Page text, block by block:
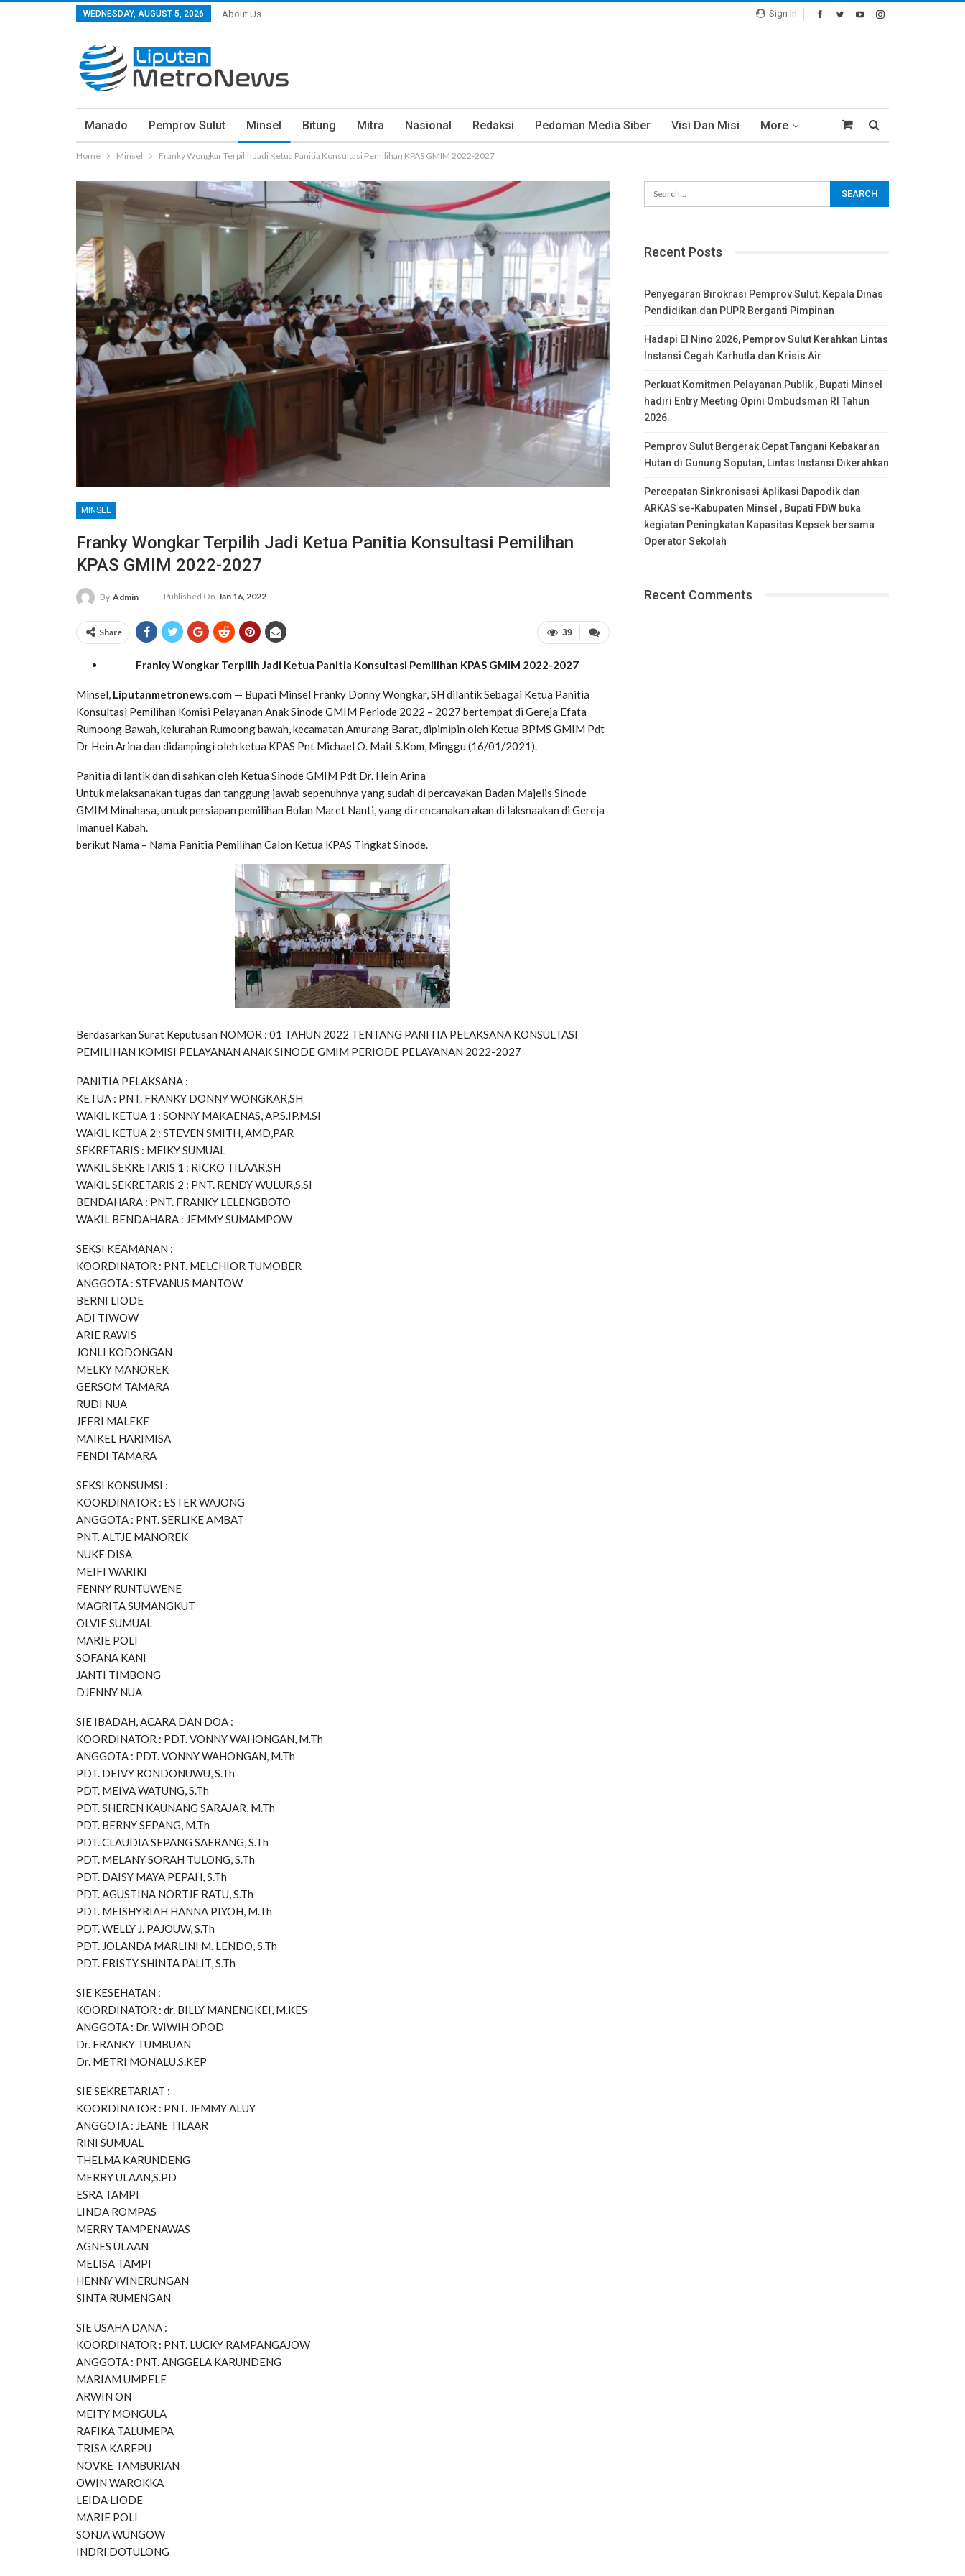
Sign In
WEDNESDAY, AUGUST 5, 2026 About Us
Manado Pemprov Sulut Minsel Bitung Mitra Nasional Redaksi Pedoman Media Siber Visi Dan Misi More
Home Minsel Franky Wongkar Terpilih Jadi Ketua Panitia Konsultasi Pemilihan KPAS GMIM 2022-2027
MINSEL
Franky Wongkar Terpilih Jadi Ketua Panitia Konsultasi Pemilihan
KPAS GMIM 2022-2027
By Admin Published On Jan 16, 2022
39
Share
Franky Wongkar Terpilih Jadi Ketua Panitia Konsultasi Pemilihan KPAS GMIM 2022-2027
Minsel, Liputanmetronews.com — Bupati Minsel Franky Donny Wongkar, SH dilantik Sebagai Ketua Panitia
Konsultasi Pemilihan Komisi Pelayanan Anak Sinode GMIM Periode 2022 – 2027 bertempat di Gereja Efata
Rumoong Bawah, kelurahan Rumoong bawah, kecamatan Amurang Barat, dipimipin oleh Ketua BPMS GMIM Pdt
Dr Hein Arina dan didampingi oleh ketua KPAS Pnt Michael O. Mait S.Kom, Minggu (16/01/2021).
Panitia di lantik dan di sahkan oleh Ketua Sinode GMIM Pdt Dr. Hein Arina
Untuk melaksanakan tugas dan tanggung jawab sepenuhnya yang sudah di percayakan Badan Majelis Sinode
GMIM Minahasa, untuk persiapan pemilihan Bulan Maret Nanti, yang di rencanakan akan di laksnaakan di Gereja
Imanuel Kabah.
berikut Nama – Nama Panitia Pemilihan Calon Ketua KPAS Tingkat Sinode.
Berdasarkan Surat Keputusan NOMOR : 01 TAHUN 2022 TENTANG PANITIA PELAKSANA KONSULTASI
PEMILIHAN KOMISI PELAYANAN ANAK SINODE GMIM PERIODE PELAYANAN 2022-2027
PANITIA PELAKSANA :
KETUA : PNT. FRANKY DONNY WONGKAR,SH
WAKIL KETUA 1 : SONNY MAKAENAS, AP.S.IP.M.SI
WAKIL KETUA 2 : STEVEN SMITH, AMD,PAR
SEKRETARIS : MEIKY SUMUAL
WAKIL SEKRETARIS 1 : RICKO TILAAR,SH
WAKIL SEKRETARIS 2 : PNT. RENDY WULUR,S.SI
BENDAHARA : PNT. FRANKY LELENGBOTO
WAKIL BENDAHARA : JEMMY SUMAMPOW
SEKSI KEAMANAN :
KOORDINATOR : PNT. MELCHIOR TUMOBER
ANGGOTA : STEVANUS MANTOW
BERNI LIODE
ADI TIWOW
ARIE RAWIS
JONLI KODONGAN
MELKY MANOREK
GERSOM TAMARA
RUDI NUA
JEFRI MALEKE
MAIKEL HARIMISA
FENDI TAMARA
SEKSI KONSUMSI :
KOORDINATOR : ESTER WAJONG
ANGGOTA : PNT. SERLIKE AMBAT
PNT. ALTJE MANOREK
NUKE DISA
MEIFI WARIKI
FENNY RUNTUWENE
MAGRITA SUMANGKUT
OLVIE SUMUAL
MARIE POLI
SOFANA KANI
JANTI TIMBONG
DJENNY NUA
SIE IBADAH, ACARA DAN DOA :
KOORDINATOR : PDT. VONNY WAHONGAN, M.Th
ANGGOTA : PDT. VONNY WAHONGAN, M.Th
PDT. DEIVY RONDONUWU, S.Th
PDT. MEIVA WATUNG, S.Th
PDT. SHEREN KAUNANG SARAJAR, M.Th
PDT. BERNY SEPANG, M.Th
PDT. CLAUDIA SEPANG SAERANG, S.Th
PDT. MELANY SORAH TULONG, S.Th
PDT. DAISY MAYA PEPAH, S.Th
PDT. AGUSTINA NORTJE RATU, S.Th
PDT. MEISHYRIAH HANNA PIYOH, M.Th
PDT. WELLY J. PAJOUW, S.Th
PDT. JOLANDA MARLINI M. LENDO, S.Th
PDT. FRISTY SHINTA PALIT, S.Th
SIE KESEHATAN :
KOORDINATOR : dr. BILLY MANENGKEI, M.KES
ANGGOTA : Dr. WIWIH OPOD
Dr. FRANKY TUMBUAN
Dr. METRI MONALU,S.KEP
SIE SEKRETARIAT :
KOORDINATOR : PNT. JEMMY ALUY
ANGGOTA : JEANE TILAAR
RINI SUMUAL
THELMA KARUNDENG
MERRY ULAAN,S.PD
ESRA TAMPI
LINDA ROMPAS
MERRY TAMPENAWAS
AGNES ULAAN
MELISA TAMPI
HENNY WINERUNGAN
SINTA RUMENGAN
SIE USAHA DANA :
KOORDINATOR : PNT. LUCKY RAMPANGAJOW
ANGGOTA : PNT. ANGGELA KARUNDENG
MARIAM UMPELE
ARWIN ON
MEITY MONGULA
RAFIKA TALUMEPA
TRISA KAREPU
NOVKE TAMBURIAN
OWIN WAROKKA
LEIDA LIODE
MARIE POLI
SONJA WUNGOW
INDRI DOTULONG
Recent Posts
Penyegaran Birokrasi Pemprov Sulut, Kepala Dinas
Pendidikan dan PUPR Berganti Pimpinan
Hadapi El Nino 2026, Pemprov Sulut Kerahkan Lintas
Instansi Cegah Karhutla dan Krisis Air
Perkuat Komitmen Pelayanan Publik , Bupati Minsel
hadiri Entry Meeting Opini Ombudsman RI Tahun
2026.
Pemprov Sulut Bergerak Cepat Tangani Kebakaran
Hutan di Gunung Soputan, Lintas Instansi Dikerahkan
Percepatan Sinkronisasi Aplikasi Dapodik dan
ARKAS se-Kabupaten Minsel , Bupati FDW buka
kegiatan Peningkatan Kapasitas Kepsek bersama
Operator Sekolah
Recent Comments